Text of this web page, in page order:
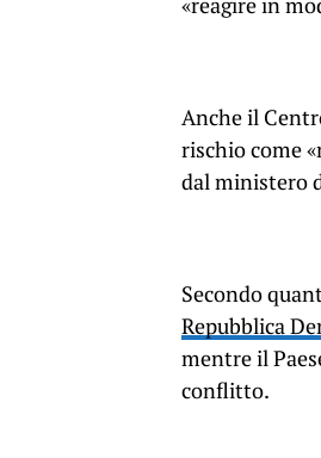
«reagire in
Anche il
rischio come
dal ministero
Secondo
Repubblica
mentre il
conflitto.